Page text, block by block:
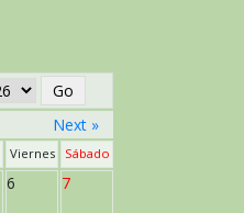
Next »
Viernes Sábado
6 7